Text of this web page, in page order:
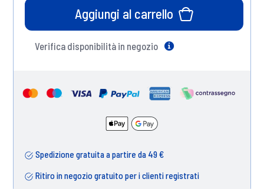
Aggiungi al carrello
Verifica disponibilità in negozio
Spedizione gratuita a partire da 49 €
Ritiro in negozio gratuito per i clienti registrati